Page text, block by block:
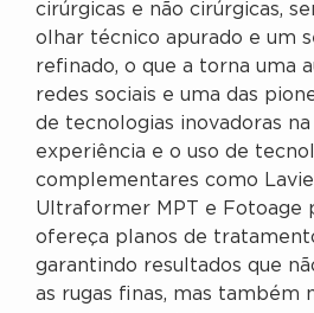
cirúrgicas e não cirúrgicas,
olhar técnico apurado e um
refinado, o que a torna uma
redes sociais e uma das
de tecnologias inovadoras na
experiência e o uso de
complementares como
Ultraformer MPT e Fotoage
ofereça planos de
garantindo resultados que
as rugas finas, mas também